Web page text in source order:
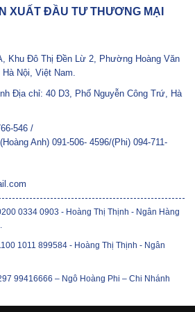
XUẤT ĐẦU TƯ THƯƠNG MẠI
Khu Đô Thị Đền Lừ 2, Phường Hoàng Văn
Nội, Việt Nam.
Địa chỉ: 40 D3, Phố Nguyễn Công Trứ, Hà
546 /
Anh) 091-506- 4596/(Phi) 094-711-
0334 0903 - Hoàng Thị Thịnh - Ngân Hàng
1011 899584 - Hoàng Thị Thịnh - Ngân
99416666 – Ngô Hoàng Phi – Chi Nhánh